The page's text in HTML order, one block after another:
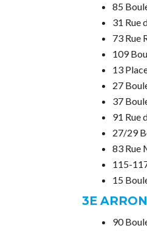
85
31 Rue
73 Rue
109
13
27
37
91 Rue
27/29
83 Rue
115-
15
3E
90